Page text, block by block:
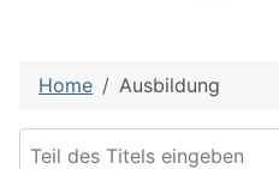
Home Ausbildung